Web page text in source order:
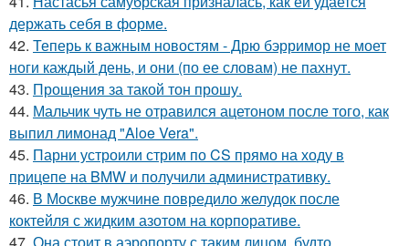
держать себя в форме.
42. Теперь к важным новостям - Дрю бэрримор не моет
ноги каждый день, и они (по ее словам) не пахнут.
43. Прощения за такой тон прошу.
44. Мальчик чуть не отравился ацетоном после того, как
выпил лимонад "Aloe Vera".
45. Парни устроили стрим по CS прямо на ходу в
прицепе на BMW и получили административку.
46. В Москве мужчине повредило желудок после
коктейля с жидким азотом на корпоративе.